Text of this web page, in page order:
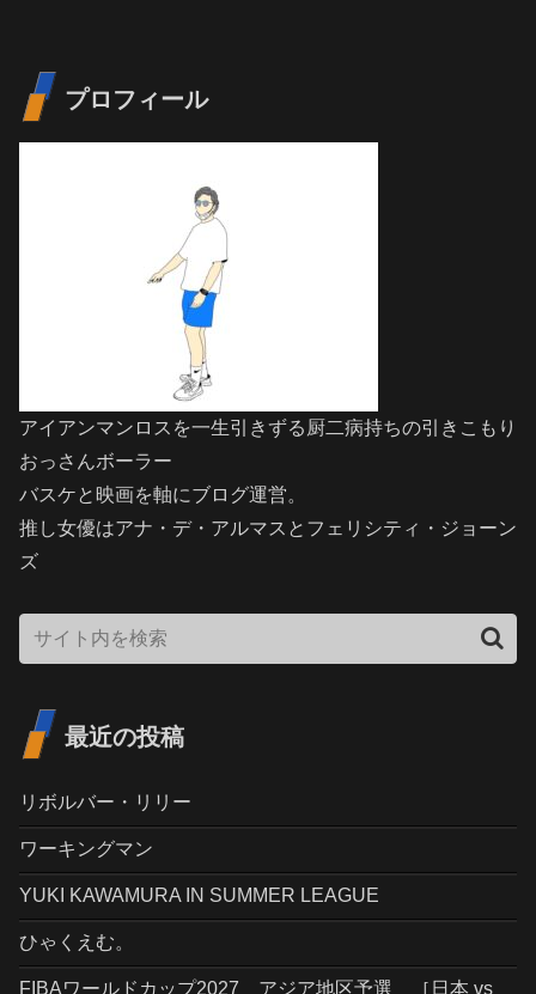
プロフィール
アイアンマンロスを一生引きずる厨二病持ちの引きこもり
おっさんボーラー
バスケと映画を軸にブログ運営。
推し女優はアナ・デ・アルマスとフェリシティ・ジョーン
ズ
最近の投稿
リボルバー・リリー
ワーキングマン
YUKI KAWAMURA IN SUMMER LEAGUE
ひゃくえむ。
FIBAワールドカップ2027 アジア地区予選 ［日本 vs